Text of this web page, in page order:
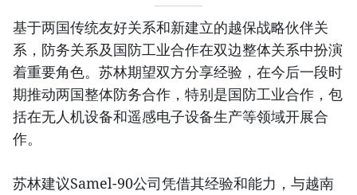
基于两国传统友好关系和新建立的越保战略伙伴关
系，防务关系及国防工业合作在双边整体关系中扮演
着重要角色。苏林期望双方分享经验，在今后一段时
期推动两国整体防务合作，特别是国防工业合作，包
括在无人机设备和遥感电子设备生产等领域开展合
作。
苏林建议Samel-90公司凭借其经验和能力，与越南